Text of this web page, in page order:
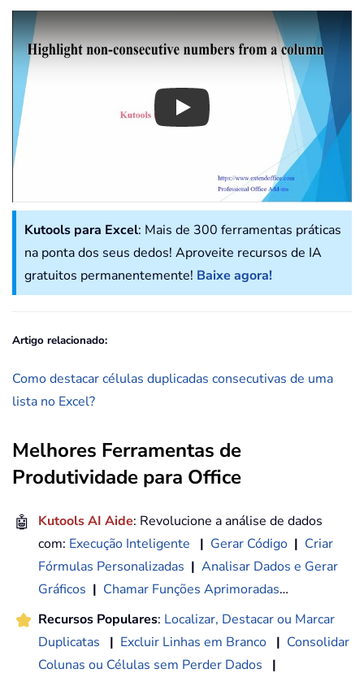
Play
Kutools para Excel: Mais de 300 ferramentas práticas
na ponta dos seus dedos! Aproveite recursos de IA
gratuitos permanentemente! Baixe agora!
Artigo relacionado:
Como destacar células duplicadas consecutivas de uma
lista no Excel?
Melhores Ferramentas de
Produtividade para Office
🤖 Kutools AI Aide: Revolucione a análise de dados
com: Execução Inteligente | Gerar Código | Criar
Fórmulas Personalizadas | Analisar Dados e Gerar
Gráficos | Chamar Funções Aprimoradas…
Recursos Populares: Localizar, Destacar ou Marcar
Duplicatas
| Excluir Linhas em Branco | Consolidar
Colunas ou Células sem Perder Dados
|